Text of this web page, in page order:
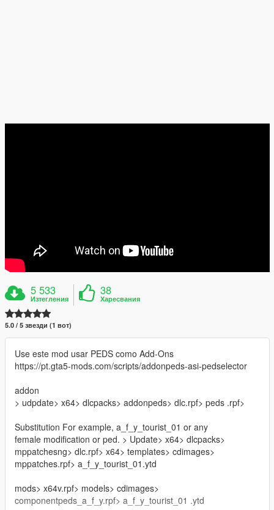
5 533
Изтегления
38
Харесвания
5.0 / 5 звезди (1 вот)
Use este mod usar PEDS como Add-Ons
https://pt.gta5-mods.com/scripts/addonpeds-asi-pedselector
addon
> udpdate> x64> dlcpacks> addonpeds> dlc.rpf> peds .rpf>
Substitution For example, a_f_y_tourist_01 or any
female modification or ped. > Update> x64> dlcpacks>
mppatchesng> dlc.rpf> x64> templates> cdimages>
mppatches.rpf> a_f_y_tourist_01.ytd
mods> x64v.rpf> models> cdimages>
componentpeds_a_f_y.rpf> a_f_y_tourist_01 .ytd